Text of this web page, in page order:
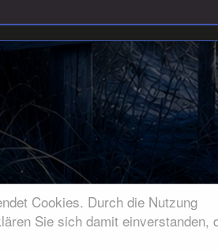
Cookies. Durch die Nutzung
Sie sich damit einverstanden,